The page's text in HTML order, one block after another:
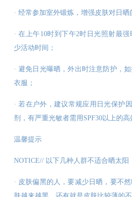
· 经常参加室外锻炼，增强皮肤对日晒
· 在上午10时到下午2时日光照射最
少活动时间；
· 避免日光曝晒，外出时注意防护，
衣服；
· 若在户外，建议常规应用日光保护
剂，有严重光敏者需用SPF30以上的高
温馨提示
NOTICE// 以下几种人群不适合晒太阳
· 皮肤偏黑的人，要减少日晒，要不